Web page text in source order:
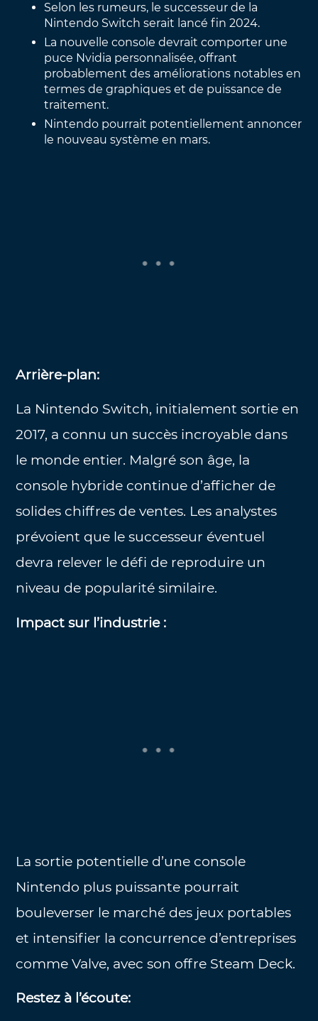
Selon les rumeurs, le successeur de la
Nintendo Switch serait lancé fin 2024.
La nouvelle console devrait comporter une
puce Nvidia personnalisée, offrant
probablement des améliorations notables en
termes de graphiques et de puissance de
traitement.
Nintendo pourrait potentiellement annoncer
le nouveau système en mars.
Arrière-plan:
La Nintendo Switch, initialement sortie en
2017, a connu un succès incroyable dans
le monde entier. Malgré son âge, la
console hybride continue d’afficher de
solides chiffres de ventes. Les analystes
prévoient que le successeur éventuel
devra relever le défi de reproduire un
niveau de popularité similaire.
Impact sur l’industrie :
La sortie potentielle d’une console
Nintendo plus puissante pourrait
bouleverser le marché des jeux portables
et intensifier la concurrence d’entreprises
comme Valve, avec son offre Steam Deck.
Restez à l’écoute: